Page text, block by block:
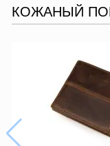
КОЖАНЫЙ